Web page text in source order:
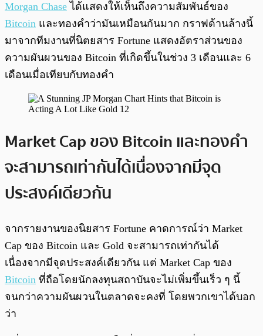
Morgan Chase ได้แสดงให้เห็นถึงความสัมพันธ์ของ
Bitcoin และทองคำว่ามันเหมือนกันมาก กราฟด้านล้างนี้
มาจากทีมงานที่นิตยสาร Fortune แสดงอัตราส่วนของ
ความผันผวนของ Bitcoin ที่เกิดขึ้นในช่วง 3 เดือนและ 6
เดือนเมื่อเทียบกับทองคำ
Market Cap ของ Bitcoin และทองคำ
จะสามารถเท่ากันได้เนื่องจากมีจุด
ประสงค์เดียวกัน
จากรายงานของนิยสาร Fortune คาดการณ์ว่า Market
Cap ของ Bitcoin และ Gold จะสามารถเท่ากันได้
เนื่องจากมีจุดประสงค์เดียวกัน แต่ Market Cap ของ
Bitcoin ที่ถือโดยนักลงทุนสถาบันจะไม่เพิ่มขึ้นเร็ว ๆ นี้
จนกว่าความผันผวนในตลาดจะคงที่ โดยพวกเขาได้บอก
ว่า